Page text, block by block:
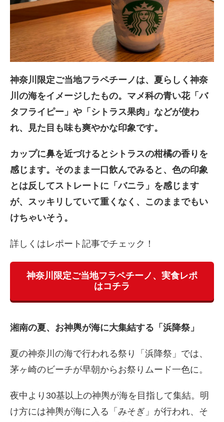
神奈川限定ご当地フラペチーノは、夏らしく神奈
川の海をイメージしたもの。マメ科の青い花「バ
タフライピー」や「シトラス果肉」などが使わ
れ、見た目も味も爽やかな印象です。
カップに鼻を近づけるとシトラスの柑橘の香りを
感じます。そのまま一口飲んでみると、色の印象
とは反してストレートに「バニラ」を感じます
が、スッキリしていて重くなく、このままでもい
けちゃいそう。
詳しくはレポート記事でチェック！
神奈川限定ご当地フラペチーノ、実食レポ
はコチラ
湘南の夏、お神輿が海に大集結する「浜降祭」
夏の神奈川の海で行われる祭り「浜降祭」では、
茅ヶ崎のビーチが早朝からお祭りムード一色に。
夜中より30基以上の神輿が海を目指して集結。明
け方には神輿が海に入る「みそぎ」が行われ、そ